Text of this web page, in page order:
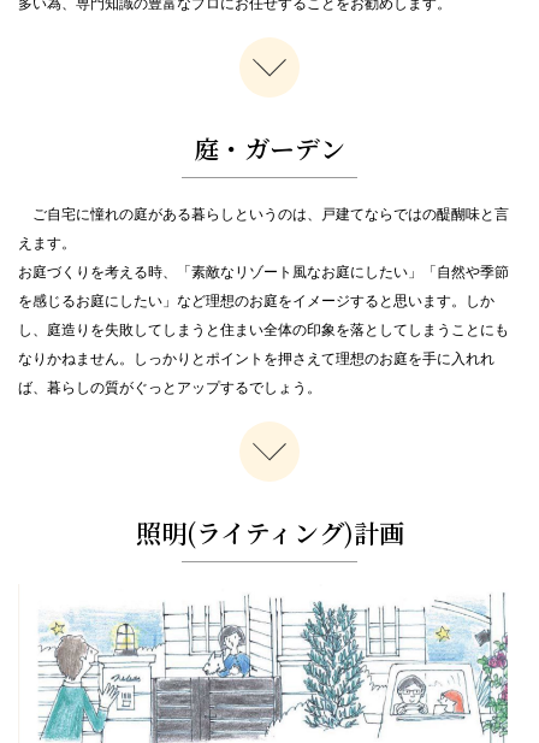
【吉祥寺店】4/22（火）営業時間変更のお知らせ
【ヨコハマくらし館店】3/8（土）～3/16（日）新築外構・お庭リフォー
「春の外構とお庭の無料相談会」3/8（土）・3/9（日）と3/15（土）・
「外構とお庭の無料相談会」2/8（土）・2/9(日）・2/15（土）・
2/16（日）【首都圏】
2025.1.20
2025.1.18
新年外構とお庭の相談会 1/11（土）・1/12(日）・1/13（月）・
【群馬エリア】群馬エリア新規オープン！無料相談会開催のお知らせ
2024.12.24
【2024-2025 】年末年始休業日のお知らせ
2024.12.23
【新春】 中部・近畿エリア合同特別企画 エクステリア＆ガーデン《無
料》大相談会
多い為、専門知識の豊富なプロにお任せすることをお勧めします。
庭・ガーデン
ご自宅に憧れの庭がある暮らしというのは、戸建てならではの醍醐味と言
えます。
お庭づくりを考える時、「素敵なリゾート風なお庭にしたい」「自然や季節
を感じるお庭にしたい」など理想のお庭をイメージすると思います。しか
し、庭造りを失敗してしまうと住まい全体の印象を落としてしまうことにも
なりかねません。しっかりとポイントを押さえて理想のお庭を手に入れれ
ば、暮らしの質がぐっとアップするでしょう。
照明(ライティング)計画